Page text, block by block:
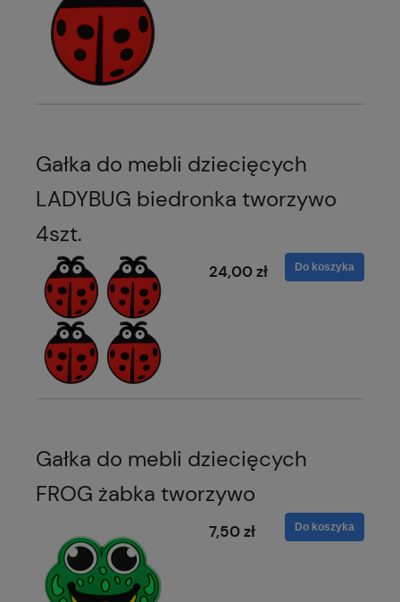
Gałka do mebli dziecięcych
LADYBUG biedronka tworzywo
4szt.
24,00 zł Do koszyka
Gałka do mebli dziecięcych
FROG żabka tworzywo
7,50 zł Do koszyka